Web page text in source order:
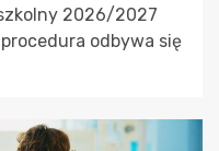
2026/2027
procedura odbywa się